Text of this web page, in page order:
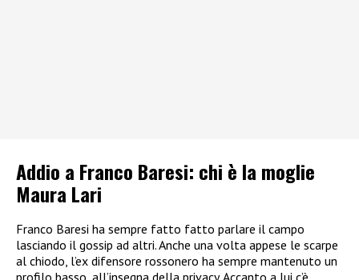
Addio a Franco Baresi: chi è la moglie
Maura Lari
Franco Baresi ha sempre fatto fatto parlare il campo
lasciando il gossip ad altri. Anche una volta appese le scarpe
al chiodo, l’ex difensore rossonero ha sempre mantenuto un